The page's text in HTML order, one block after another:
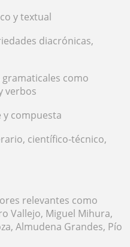
y textual
diacrónicas,
como
verbos
y compuesta
científico-técnico,
relevantes como
Vallejo, Miguel Mihura,
Almudena Grandes, Pío